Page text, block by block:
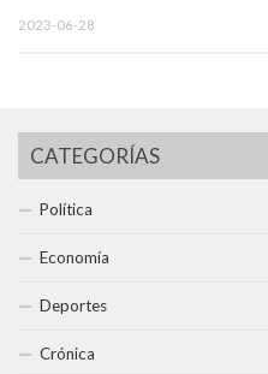
2023-06-28
CATEGORÍAS
Política
Economía
Deportes
Crónica